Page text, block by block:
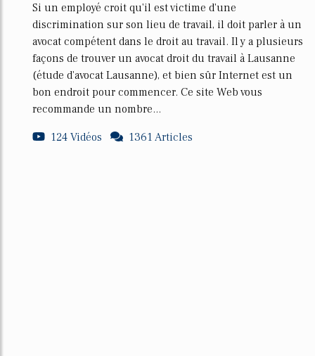
Si un employé croit qu'il est victime d'une
discrimination sur son lieu de travail, il doit parler à un
avocat compétent dans le droit au travail. Il y a plusieurs
façons de trouver un avocat droit du travail à Lausanne
(étude d'avocat Lausanne), et bien sûr Internet est un
bon endroit pour commencer. Ce site Web vous
recommande un nombre...
124 Vidéos
1361 Articles